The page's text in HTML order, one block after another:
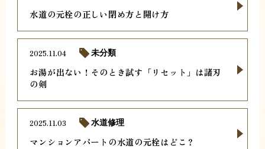
水道の元栓の正しい閉め方と開け方
お湯が出ない！そのとき試す「リセット」は諸刃
の剣
2025.11.04 未分類
マンションアパートの水道の元栓はどこ？
2025.11.03 水道修理